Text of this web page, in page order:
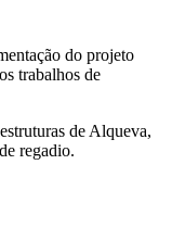
do projeto
trabalhos de
de Alqueva,
regadio.